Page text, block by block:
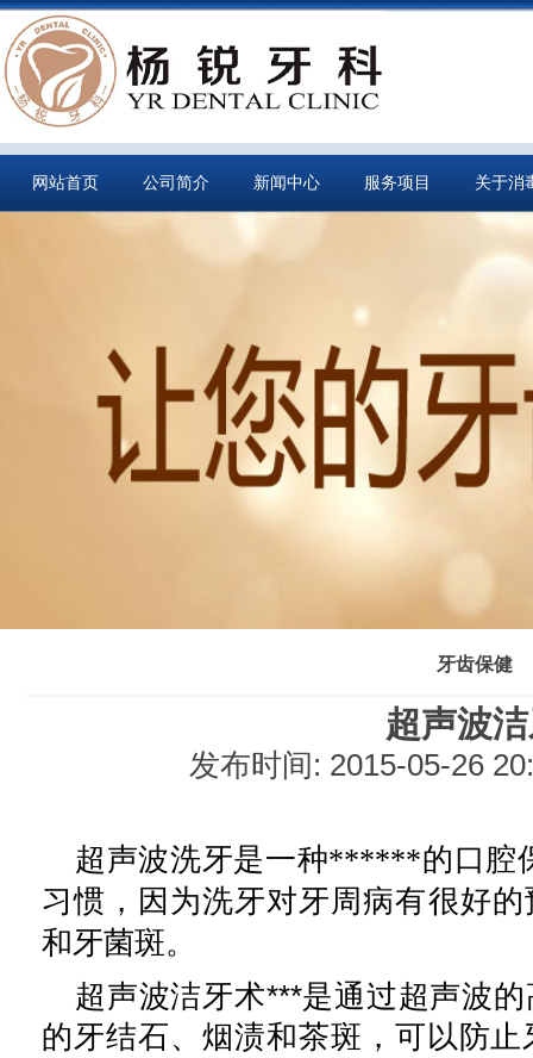
网站首页 公司简介 新闻中心 服务项目 关于消
牙齿保健
超声波
发布时间: 2015-05-26
超声波洗牙是一种******的口腔
习惯，因为洗牙对牙周病有很好
和牙菌斑。
超声波洁牙术***是通过超声波
的牙结石、烟渍和茶斑，可以防止